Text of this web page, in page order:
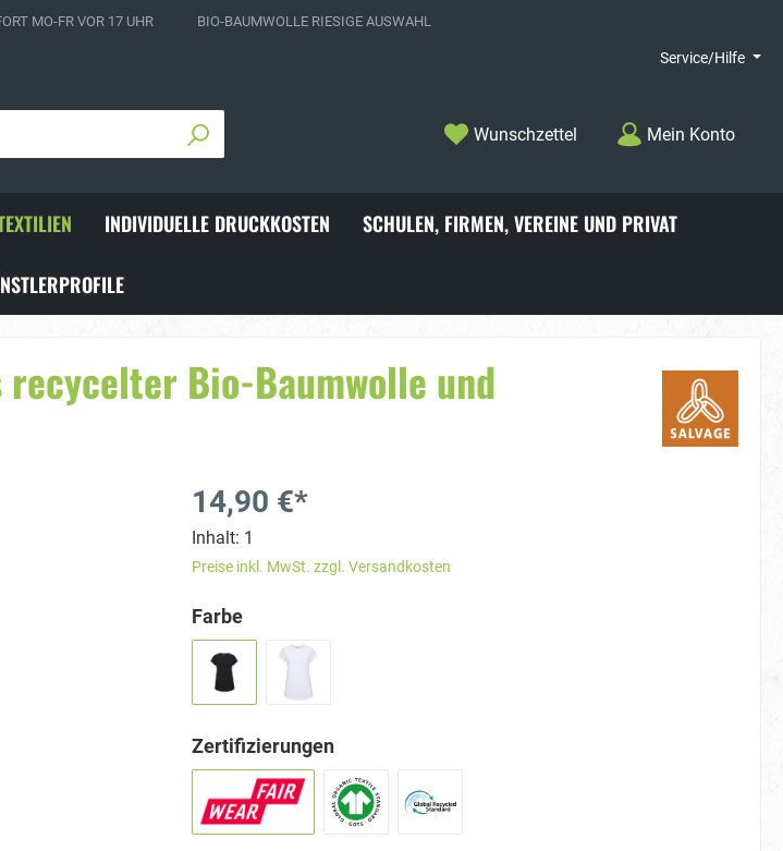
MO-FR VOR 17 UHR BIO-BAUMWOLLE RIESIGE AUSWAHL
Service/Hilfe
Wunschzettel Mein Konto
INDIVIDUELLE DRUCKKOSTEN SCHULEN, FIRMEN, VEREINE UND PRIVAT
recycelter Bio-Baumwolle und
14,90 €*
Inhalt: 1
Preise inkl. MwSt. zzgl. Versandkosten
Farbe
Zertifizierungen